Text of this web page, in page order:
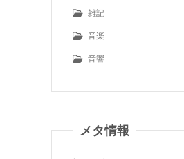
雑記
音楽
音響
メタ情報